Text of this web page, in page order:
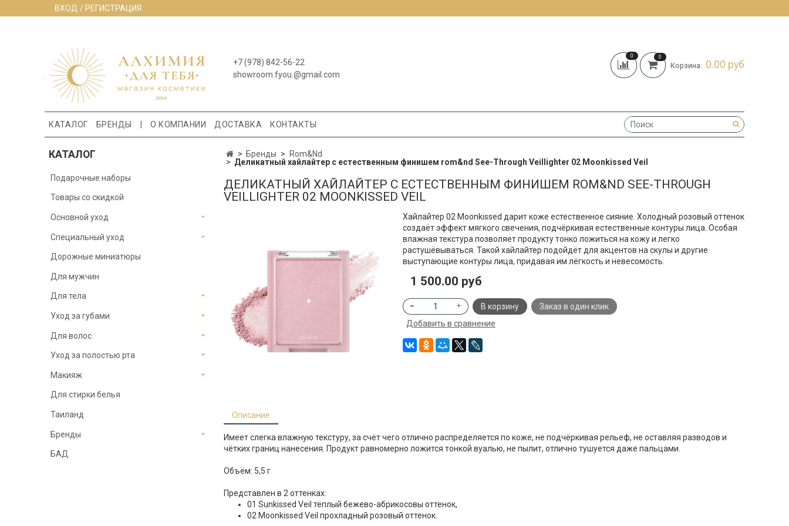
ВХОД / РЕГИСТРАЦИЯ
+7 (978) 842-56-22
showroom.fyou.@gmail.com
0 0
Корзина: 0.00 руб
КАТАЛОГ БРЕНДЫ О КОМПАНИИ ДОСТАВКА КОНТАКТЫ
Бренды
Rom&Nd
Деликатный хайлайтер с естественным финишем rom&nd See-Through Veillighter 02 Moonkissed Veil
ДЕЛИКАТНЫЙ ХАЙЛАЙТЕР С ЕСТЕСТВЕННЫМ ФИНИШЕМ ROM&ND SEE-THROUGH
VEILLIGHTER 02 MOONKISSED VEIL
Хайлайтер 02 Moonkissed дарит коже естественное сияние. Холодный розовый оттенок
создаёт эффект мягкого свечения, подчёркивая естественные контуры лица. Особая
влажная текстура позволяет продукту тонко ложиться на кожу и легко
растушёвываться. Такой хайлайтер подойдёт для акцентов на скулы и другие
выступающие контуры лица, придавая им лёгкость и невесомость.
1 500.00 руб
В корзину
Заказ в один клик
Добавить в сравнение
Описание
Имеет слегка влажную текстуру, за счёт чего отлично распределяется по коже, не подчёркивая рельеф, не оставляя разводов и
чётких границ нанесения. Продукт равномерно ложится тонкой вуалью, не пылит, отлично тушуется даже пальцами.
Объём: 5,5 г
Представлен в 2 оттенках:
01 Sunkissed Veil тёплый бежево-абрикосовы оттенок,
02 Moonkissed Veil прохладный розовый оттенок.
КАТАЛОГ
Подарочные наборы
Товары со скидкой
Основной уход
Специальный уход
Дорожные миниатюры
Для мужчин
Для тела
Уход за губами
Для волос
Уход за полостью рта
Макияж
Для стирки белья
Таиланд
Бренды
БАД